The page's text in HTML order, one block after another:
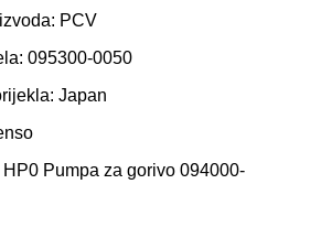
PCV
095300-0050
Japan
HP0 Pumpa za gorivo 094000-